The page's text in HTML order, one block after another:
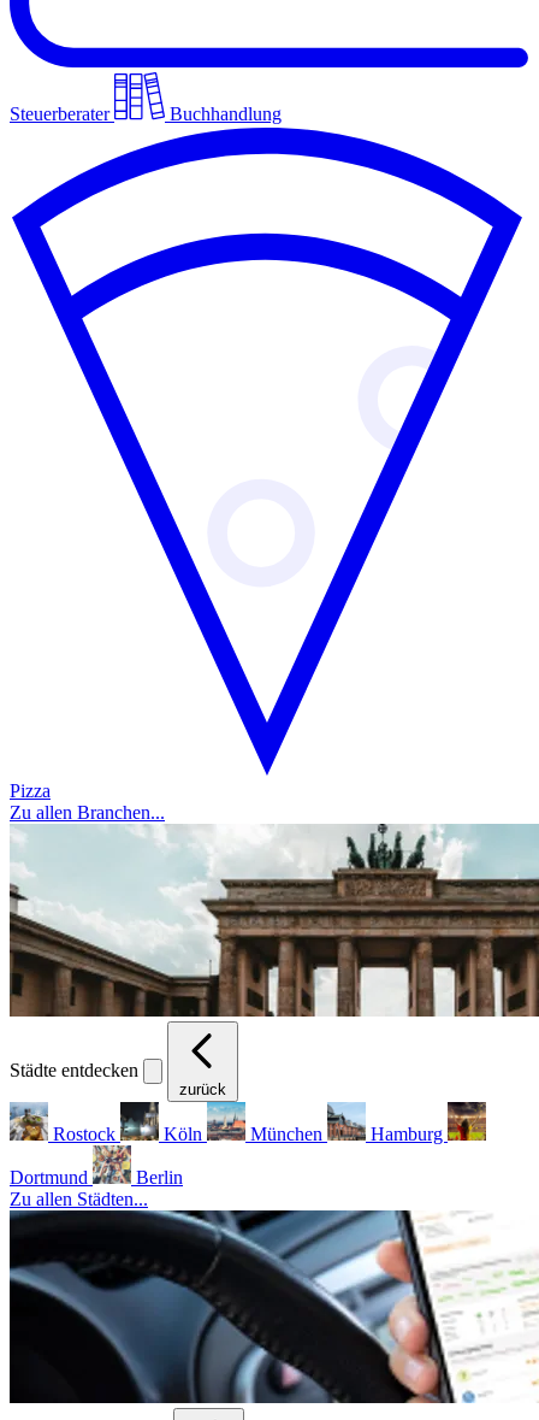
Steuerberater Buchhandlung
Pizza
Zu allen Branchen...
Städte entdecken
zurück
Rostock Köln München Hamburg
Dortmund
Berlin
Zu allen Städten...